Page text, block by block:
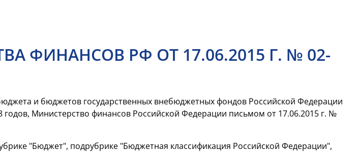
ФИНАНСОВ РФ ОТ 17.06.2015 Г. № 02-
и бюджетов государственных внебюджетных фондов Российской Федерации
годов, Министерство финансов Российской Федерации письмом от 17.06.2015 г. №
"Бюджет", подрубрике "Бюджетная классификация Российской Федерации",